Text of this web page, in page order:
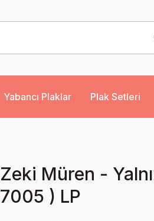
Yabancı Plaklar Plak Setleri
Zeki Müren -
7005 ) LP